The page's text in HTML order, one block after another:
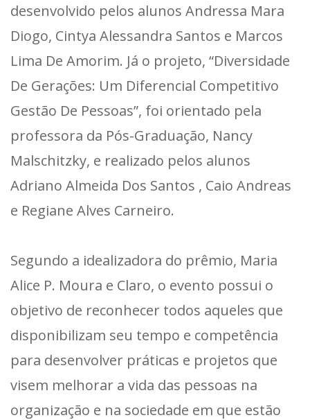
desenvolvido pelos alunos Andressa Mara
Diogo, Cintya Alessandra Santos e Marcos
Lima De Amorim. Já o projeto, “Diversidade
De Gerações: Um Diferencial Competitivo
Gestão De Pessoas”, foi orientado pela
professora da Pós-Graduação, Nancy
Malschitzky, e realizado pelos alunos
Adriano Almeida Dos Santos , Caio Andreas
e Regiane Alves Carneiro.
Segundo a idealizadora do prêmio, Maria
Alice P. Moura e Claro, o evento possui o
objetivo de reconhecer todos aqueles que
disponibilizam seu tempo e competência
para desenvolver práticas e projetos que
visem melhorar a vida das pessoas na
organização e na sociedade em que estão